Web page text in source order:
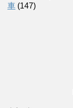
車 (147)